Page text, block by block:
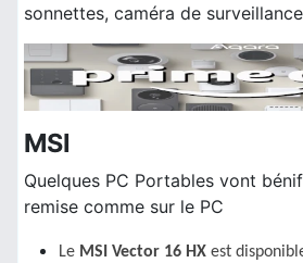
sonnettes, caméra de
MSI
Quelques PC Portables vont
remise comme sur le PC
Le MSI Vector 16 HX est